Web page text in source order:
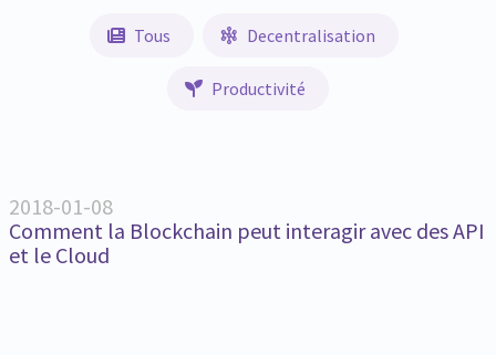
Tous Decentralisation
Productivité
2018-01-08
Comment la Blockchain peut interagir avec des API
et le Cloud